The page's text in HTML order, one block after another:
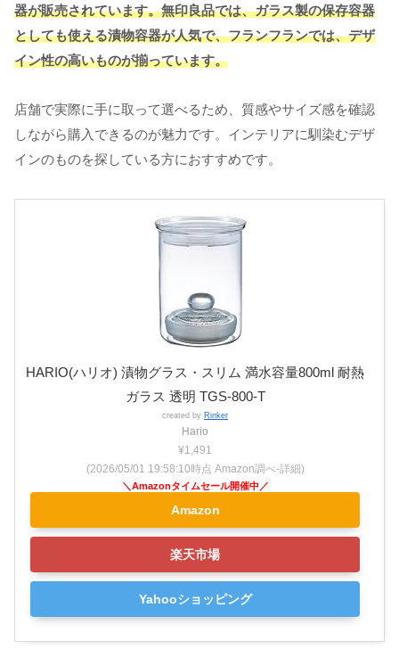
器が販売されています。無印良品では、ガラス製の保存容器
としても使える漬物容器が人気で、フランフランでは、デザ
イン性の高いものが揃っています。
店舗で実際に手に取って選べるため、質感やサイズ感を確認
しながら購入できるのが魅力です。インテリアに馴染むデザ
インのものを探している方におすすめです。
HARIO(ハリオ) 漬物グラス・スリム 満水容量800ml 耐熱
ガラス 透明 TGS-800-T
created by Rinker
Hario
¥1,491
(2026/05/01 19:58:10時点 Amazon調べ-詳細)
Amazon
楽天市場
Yahooショッピング